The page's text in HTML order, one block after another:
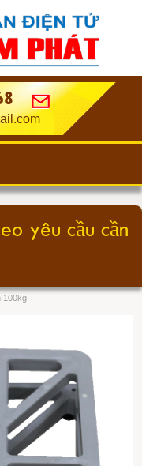
yêu cầu cần
100kg